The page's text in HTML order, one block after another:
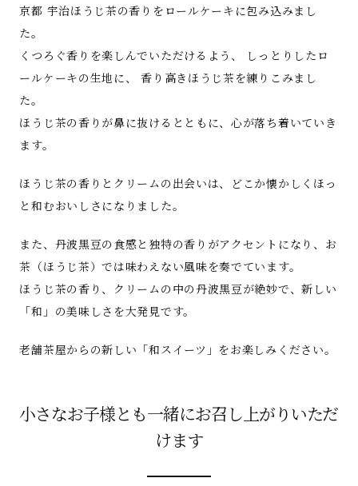
京都 宇治ほうじ茶の香りをロールケーキに包み込みまし
た。
くつろぐ香りを楽しんでいただけるよう、 しっとりしたロ
ールケーキの生地に、 香り高きほうじ茶を練りこみまし
た。
ほうじ茶の香りが鼻に抜けるとともに、心が落ち着いていき
ます。
ほうじ茶の香りとクリームの出会いは、どこか懐かしくほっ
と和むおいしさになりました。
また、丹波黒豆の食感と独特の香りがアクセントになり、お
茶（ほうじ茶）では味わえない風味を奏でています。
ほうじ茶の香り、クリームの中の丹波黒豆が絶妙で、新しい
「和」の美味しさを大発見です。
老舗茶屋からの新しい「和スイーツ」をお楽しみください。
小さなお子様とも一緒にお召し上がりいただ
けます